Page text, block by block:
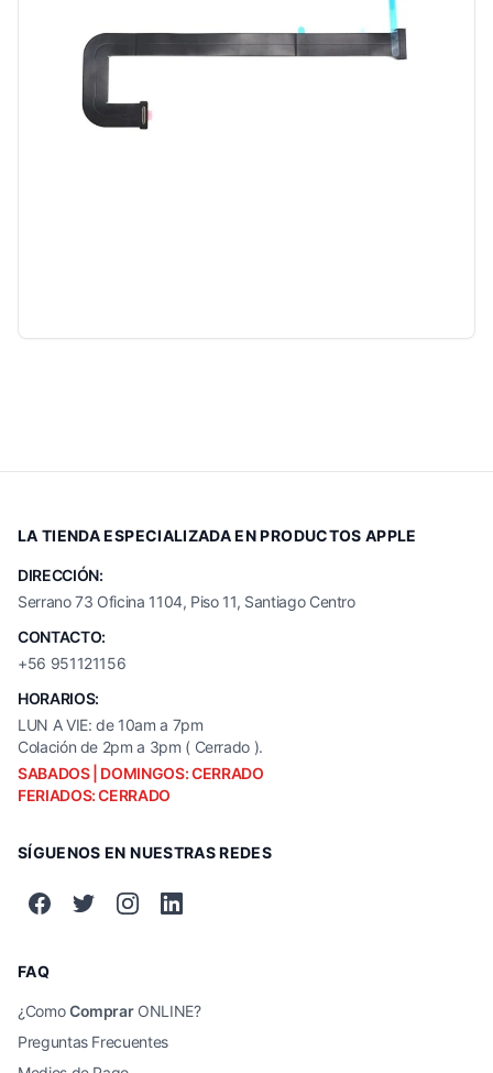
LA TIENDA ESPECIALIZADA EN PRODUCTOS APPLE
DIRECCIÓN:
Serrano 73 Oficina 1104, Piso 11, Santiago Centro
CONTACTO:
+56 951121156
HORARIOS:
LUN A VIE: de 10am a 7pm
Colación de 2pm a 3pm ( Cerrado ).
SABADOS | DOMINGOS: CERRADO
FERIADOS: CERRADO
SÍGUENOS EN NUESTRAS REDES
FAQ
¿ComoComprarONLINE?
Preguntas Frecuentes